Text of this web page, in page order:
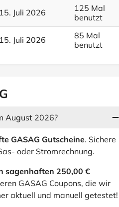
15. Juli 2026
125 Mal
benutzt
15. Juli 2026
85 Mal
benutzt
August 2026?
GASAG Gutscheine. Sichere
oder Stromrechnung.
sagenhaften 250,00 €
GASAG Coupons, die wir
aktuell und manuell getestet!